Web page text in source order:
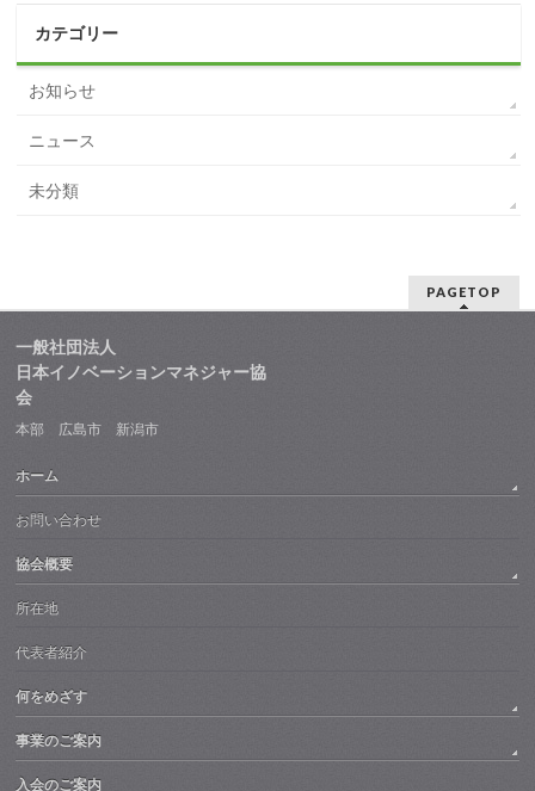
カテゴリー
お知らせ
ニュース
未分類
PAGETOP
一般社団法人
日本イノベーションマネジャー協
会
本部 広島市 新潟市
ホーム
お問い合わせ
協会概要
所在地
代表者紹介
何をめざす
事業のご案内
入会のご案内